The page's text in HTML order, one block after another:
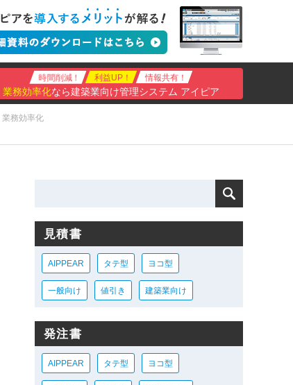
時間削減！ 利益UP！ 情報共有！
業務効率化なら建築業向け管理システム アイピア
業務効率化
見積書
AIPPEAR タテ型 ヨコ型
一般向け 値引き 建築業向け
発注書
AIPPEAR タテ型 ヨコ型